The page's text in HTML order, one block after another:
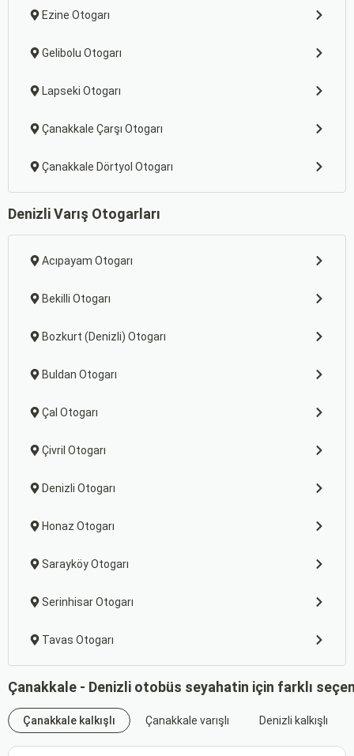
Ezine Otogarı
Gelibolu Otogarı
Lapseki Otogarı
Çanakkale Çarşı Otogarı
Çanakkale Dörtyol Otogarı
Denizli Varış Otogarları
Acıpayam Otogarı
Bekilli Otogarı
Bozkurt (Denizli) Otogarı
Buldan Otogarı
Çal Otogarı
Çivril Otogarı
Denizli Otogarı
Honaz Otogarı
Sarayköy Otogarı
Serinhisar Otogarı
Tavas Otogarı
Çanakkale - Denizli otobüs seyahatin için farklı
Çanakkale kalkışlı Çanakkale varışlı Denizli kalkışlı